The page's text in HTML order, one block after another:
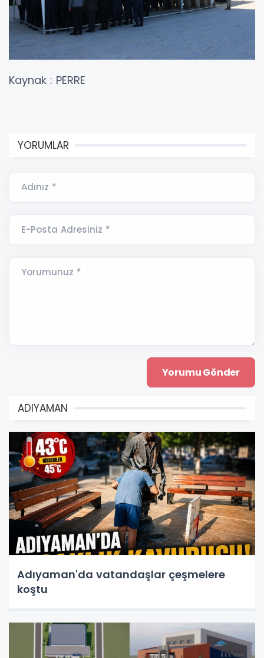
Kaynak : PERRE
YORUMLAR
Adınız *
E-Posta Adresiniz *
Yorumunuz *
ADIYAMAN
Adıyaman'da vatandaşlar çeşmelere
koştu